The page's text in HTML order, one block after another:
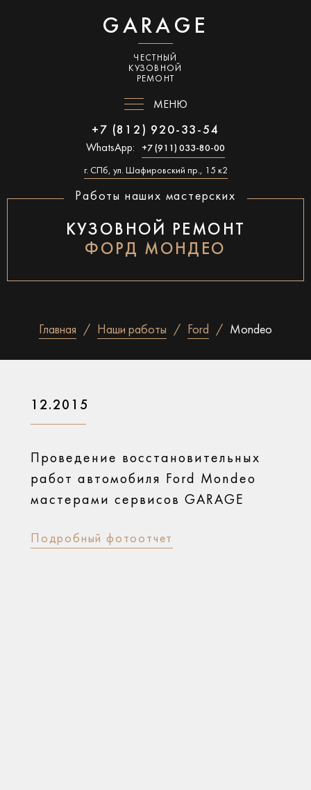
GARAGE
ЧЕСТНЫЙ
КУЗОВНОЙ
РЕМОНТ
МЕНЮ
+7 (812) 920-33-54
WhatsApp: +7 (911) 033-80-00
г. СПб, ул. Шафировский пр., 15 к2
Работы наших мастерских
КУЗОВНОЙ РЕМОНТ
ФОРД МОНДЕО
Главная Наши работы Ford Mondeo
12.2015
Проведение восстановительных
работ автомобиля Ford Mondeo
мастерами сервисов GARAGE
Подробный фотоотчет